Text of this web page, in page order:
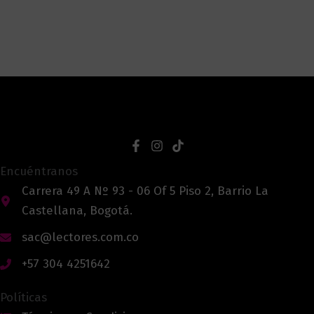
Encuéntranos
Carrera 49 A Nº 93 - 06 Of 5 Piso 2, Barrio La
Castellana, Bogotá.
sac@lectores.com.co
+57 304 4251642
Políticas